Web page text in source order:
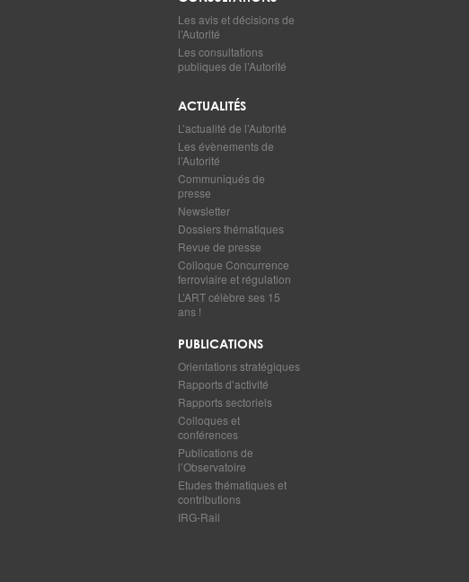
Les avis et décisions de
l’Autorité
Les consultations
publiques de l’Autorité
ACTUALITÉS
L’actualité de l’Autorité
Les évènements de
l’Autorité
Communiqués de
presse
Newsletter
Dossiers thématiques
Revue de presse
Colloque Concurrence
ferroviaire et régulation
L’ART célèbre ses 15
ans !
PUBLICATIONS
Orientations stratégiques
Rapports d’activité
Rapports sectoriels
Colloques et
conférences
Publications de
l’Observatoire
Etudes thématiques et
contributions
IRG-Rail